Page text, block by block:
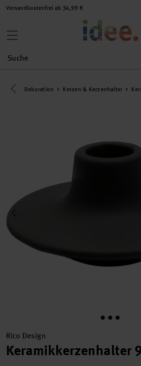
Versandkostenfrei ab 34,99 €
Eine Kategorie zurück navigieren
Dekoration Kerzen & Kerzenhalter
Rico Design
Keramikkerzenhalter